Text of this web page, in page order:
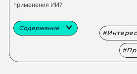
применения ИИ?
Содержание